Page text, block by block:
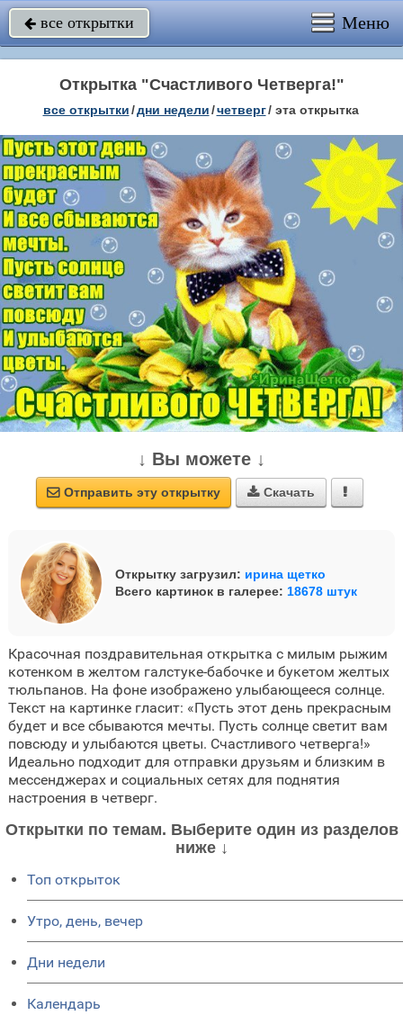
 все открытки Меню
Открытка "Счастливого Четверга!"
все открытки/дни недели/четверг/ эта открытка
↓ Вы можете ↓
 Отправить эту открытку  Скачать 
Открытку загрузил: ирина щетко
Всего картинок в галерее: 18678 штук
Красочная поздравительная открытка с милым рыжим
котенком в желтом галстуке-бабочке и букетом желтых
тюльпанов. На фоне изображено улыбающееся солнце.
Текст на картинке гласит: «Пусть этот день прекрасным
будет и все сбываются мечты. Пусть солнце светит вам
повсюду и улыбаются цветы. Счастливого четверга!»
Идеально подходит для отправки друзьям и близким в
мессенджерах и социальных сетях для поднятия
настроения в четверг.
Открытки по темам. Выберите один из разделов
ниже ↓
Топ открыток
Утро, день, вечер
Дни недели
Календарь